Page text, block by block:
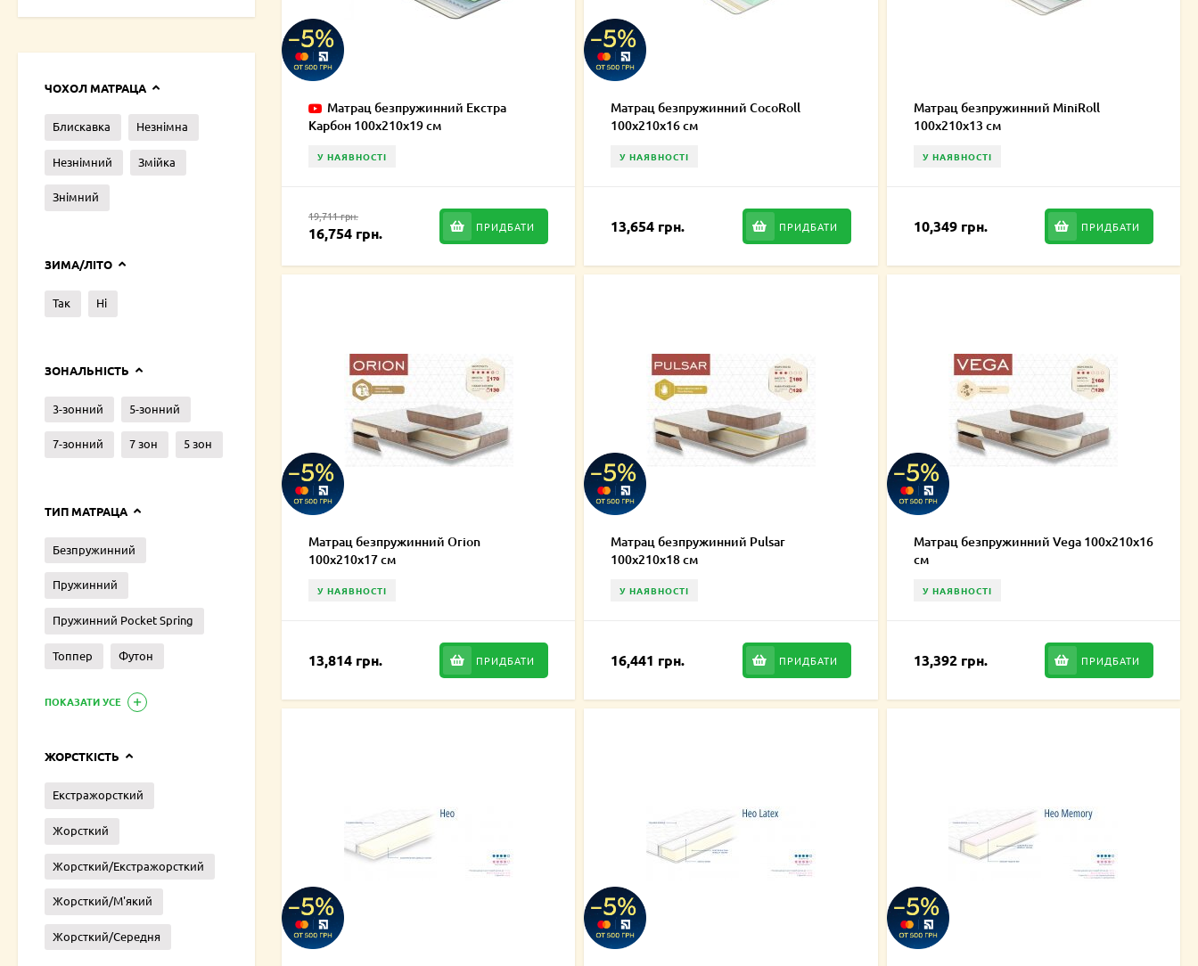
Матрац безпружинний Екстра
Карбон 100х210х19 см
У НАЯВНОСТІ
19,711 грн.
16,754 грн. ПРИДБАТИ
Матрац безпружинний CocoRoll
100х210х16 см
У НАЯВНОСТІ
13,654 грн. ПРИДБАТИ
Матрац безпружинний MiniRoll
100х210х13 см
У НАЯВНОСТІ
10,349 грн. ПРИДБАТИ
Матрац безпружинний Orion
100х210х17 см
У НАЯВНОСТІ
13,814 грн. ПРИДБАТИ
Матрац безпружинний Pulsar
100х210х18 см
У НАЯВНОСТІ
16,441 грн. ПРИДБАТИ
Матрац безпружинний Vega 100х210х16
см
У НАЯВНОСТІ
13,392 грн. ПРИДБАТИ
ЧОХОЛ МАТРАЦА
Блискавка Незнімна
Незнімний Змійка
Знімний
ЗИМА/ЛІТО
Так Ні
ЗОНАЛЬНІСТЬ
3-зонний 5-зонний
7-зонний 7 зон 5 зон
ТИП МАТРАЦА
Безпружинний
Пружинний
Пружинний Pocket Spring
Топпер Футон
ПОКАЗАТИ УСЕ
ЖОРСТКІСТЬ
Екстражорсткий
Жорсткий
Жорсткий/Екстражорсткий
Жорсткий/М'який
Жорсткий/Середня